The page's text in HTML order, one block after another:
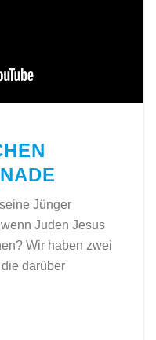
Jünger
Juden Jesus
Wir haben zwei
darüber